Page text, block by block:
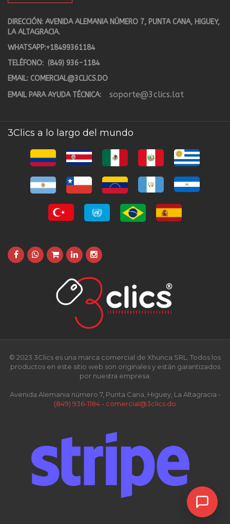
DIRECCIÓN: AVENIDA ALEMANIA NÚMERO 7, PUNTA CANA, HIGUEY,
LA ALTAGRACIA.
WHATSAPP:+18499361184
TELÉFONO: (849) 936-1184
EMAIL: COMERCIAL@3CLICS.DO
EMAIL PARA AYUDA TÉCNICA:
soporte@3clics.lat
3Clics a lo largo del mundo
© 2023 3Clics es una marca comercial de Xhunca SRL. Todos los
productos en este sitio web son originales y están garantizados
por nuestra empresa.
Avenida Alemania número 7, Punta Cana, Higuey, La Altagracia -
(849) 936-1184 - comercial@3clics.do